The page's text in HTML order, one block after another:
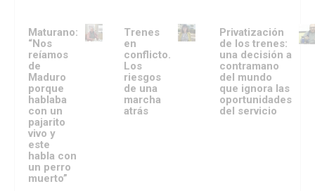
Maturano:
“Nos
reíamos
de
Maduro
porque
hablaba
con un
pajarito
vivo y
este
habla con
un perro
muerto”
Trenes
en
conflicto.
Los
riesgos
de una
marcha
atrás
Privatización
de los trenes:
una decisión a
contramano
del mundo
que ignora las
oportunidades
del servicio